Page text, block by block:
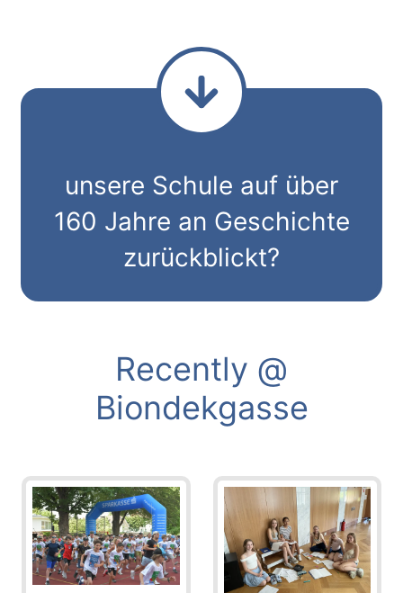
unsere Schule auf über
160 Jahre an Geschichte
zurückblickt?
Recently @
Biondekgasse